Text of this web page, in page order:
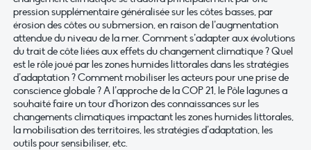
pression supplémentaire généralisée sur les côtes basses, par
érosion des côtes ou submersion, en raison de l’augmentation
attendue du niveau de la mer. Comment s’adapter aux évolutions
du trait de côte liées aux effets du changement climatique ? Quel
est le rôle joué par les zones humides littorales dans les stratégies
d’adaptation ? Comment mobiliser les acteurs pour une prise de
conscience globale ? A l’approche de la COP 21, le Pôle lagunes a
souhaité faire un tour d’horizon des connaissances sur les
changements climatiques impactant les zones humides littorales,
la mobilisation des territoires, les stratégies d’adaptation, les
outils pour sensibiliser, etc.